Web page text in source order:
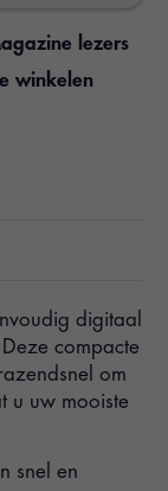
lezers
winkelen
digitaal
compacte
om
u uw mooiste
snel en